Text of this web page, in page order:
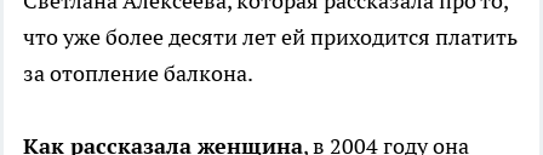
что уже более десяти лет ей приходится платить
за отопление балкона.
Как рассказала женщина, в 2004 году она